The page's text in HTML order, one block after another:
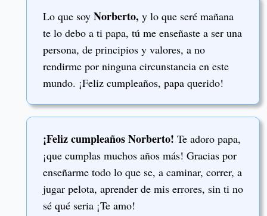
Lo que soy Norberto, y lo que seré mañana
te lo debo a ti papa, tú me enseñaste a ser una
persona, de principios y valores, a no
rendirme por ninguna circunstancia en este
mundo. ¡Feliz cumpleaños, papa querido!
¡Feliz cumpleaños Norberto! Te adoro papa,
¡que cumplas muchos años más! Gracias por
enseñarme todo lo que se, a caminar, correr, a
jugar pelota, aprender de mis errores, sin ti no
sé qué seria ¡Te amo!